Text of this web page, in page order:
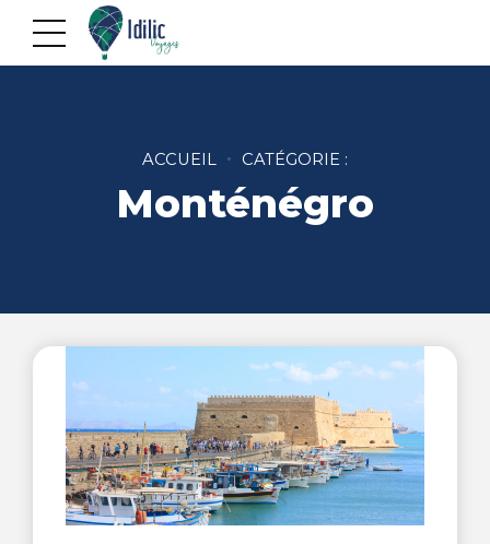
ACCUEIL CATÉGORIE :
Monténégro